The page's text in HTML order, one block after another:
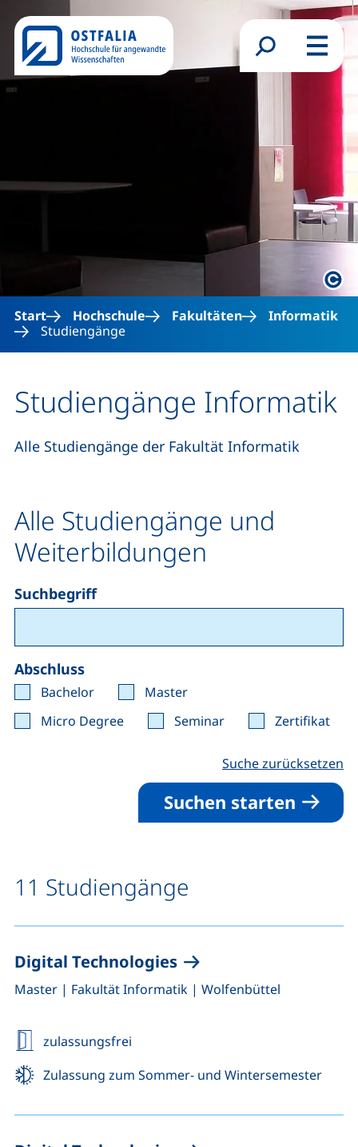
Direkt zum Inhalt
Suchformular
Menü
Start
Hochschule Fakultäten
Informatik
Studiengänge
Studiengänge Informatik
Alle Studiengänge der Fakultät Informatik
Alle Studiengänge und
Weiterbildungen
Suchbegriff
Abschluss
Bachelor
Master
Micro Degree
Seminar Zertifikat
Suche zurücksetzen
Suchen starten
11 Studiengänge
Digital Technologies
Master, | Fakultät Informatik | Wolfenbüttel
zulassungsfrei
Zulassung zum Sommer- und Wintersemester